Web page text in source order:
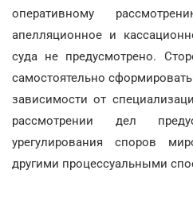
оперативному
апелляционное и
суда не предусмотрено.
самостоятельно сформировать
зависимости от
рассмотрении дел
урегулирования споров
другими процессуальными